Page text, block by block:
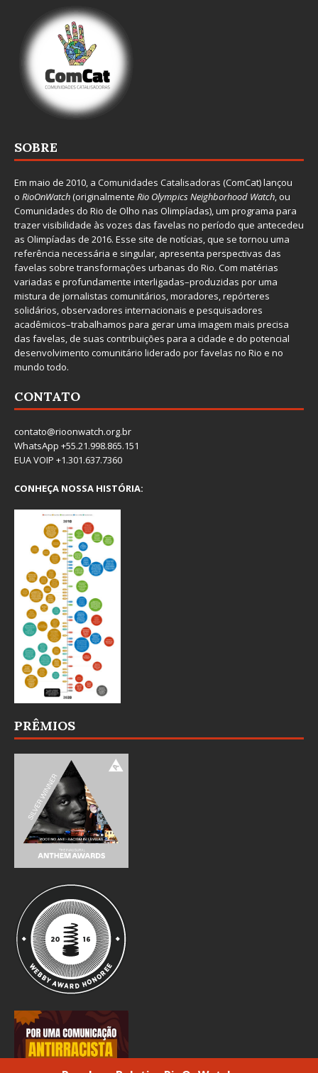
SOBRE
Em maio de 2010, a Comunidades Catalisadoras (ComCat) lançou
o RioOnWatch(originalmente Rio Olympics Neighborhood Watch, ou
Comunidades do Rio de Olho nas Olimpíadas), um programa para
trazer visibilidade às vozes das favelas no período que antecedeu
as Olimpíadas de 2016. Esse site de notícias, que se tornou uma
referência necessária e singular, apresenta perspectivas das
favelas sobre transformações urbanas do Rio. Com matérias
variadas e profundamente interligadas–produzidas por uma
mistura de jornalistas comunitários, moradores, repórteres
solidários, observadores internacionais e pesquisadores
acadêmicos–trabalhamos para gerar uma imagem mais precisa
das favelas, de suas contribuições para a cidade e do potencial
desenvolvimento comunitário liderado por favelas no Rio e no
mundo todo.
CONTATO
contato@rioonwatch.org.br
WhatsApp +55.21.998.865.151
EUA VOIP +1.301.637.7360
CONHEÇA NOSSA HISTÓRIA:
PRÊMIOS